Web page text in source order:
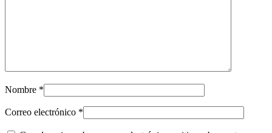
Nombre *
Correo electrónico *